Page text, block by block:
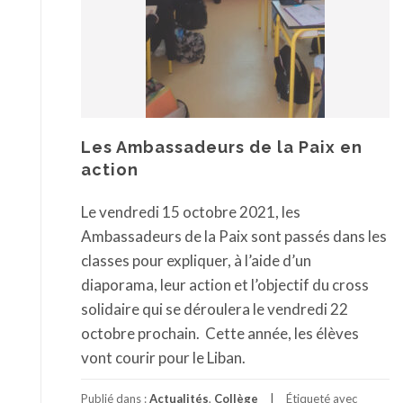
Les Ambassadeurs de la Paix en
action
Le vendredi 15 octobre 2021, les
Ambassadeurs de la Paix sont passés dans les
classes pour expliquer, à l’aide d’un
diaporama, leur action et l’objectif du cross
solidaire qui se déroulera le vendredi 22
octobre prochain. Cette année, les élèves
vont courir pour le Liban.
Publié dans :Actualités, Collège Étiqueté avec